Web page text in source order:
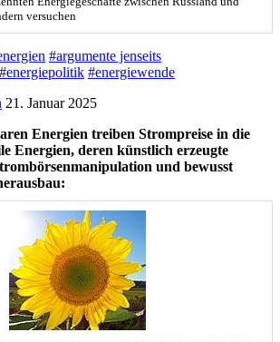
versuchen
#argumente jenseits
#energiepolitik #energiewende
21. Januar 2025
Energien treiben Strompreise in die
Energien, deren künstlich erzeugte
und bewusst